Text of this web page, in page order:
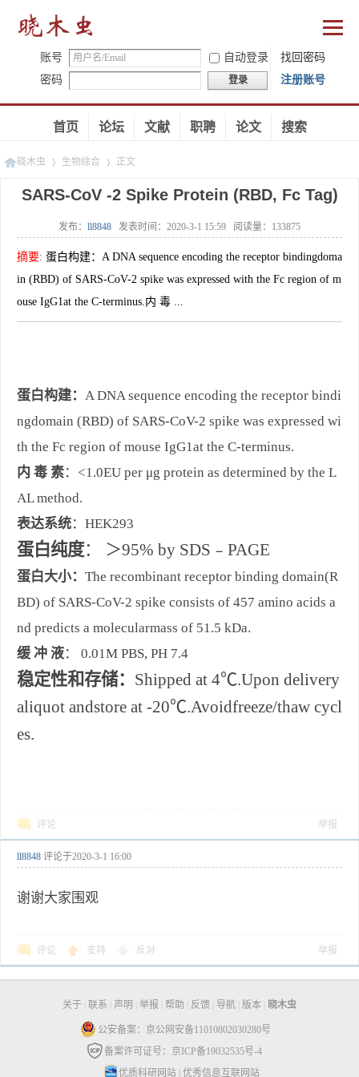
账号 自动登录
找回密码
密码
登录 注册账号
首页 论坛 文献 职聘 论文 搜索
晓木虫 生物综合
»
正文
SARS-CoV -2 Spike Protein (RBD, Fc Tag)
发布： ll8848 发表时间： 2020-3-1 15:59 阅读量： 133875
摘要: 蛋白构建：A DNA sequence encoding the receptor bindingdoma
in (RBD) of SARS-CoV-2 spike was expressed with the Fc region of m
ouse IgG1at the C-terminus.内 毒 ...
蛋白构建： A DNA sequence encoding the receptor bindi
ngdomain (RBD) of SARS-CoV-2 spike was expressed wi
th the Fc region of mouse IgG1at the C-terminus.
内 毒 素：<1.0EU per μg protein as determined by the L
AL method.
表达系统：HEK293
蛋白纯度： ＞95% by SDS ﹣ PAGE
蛋白大小： The recombinant receptor binding domain(R
BD) of SARS-CoV-2 spike consists of 457 amino acids a
nd predicts a molecularmass of 51.5 kDa.
缓 冲 液： 0.01M PBS, PH 7.4
稳定性和存储： Shipped at 4℃.Upon delivery
aliquot andstore at -20℃.Avoidfreeze/thaw cycl
es.
评论 举报
ll8848 评论于2020-3-1 16:00
谢谢大家围观
评论 支持 反对 举报
关于 联系 声明 举报 帮助 反馈 导航 版本 晓木虫
公安备案：京公网安备11010802030280号
备案许可证号：京ICP备19032535号-4
优质科研网站| 优秀信息互联网站